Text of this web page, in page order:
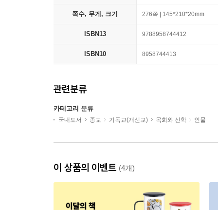
쪽수, 무게, 크기 276쪽 | 145*210*20mm
ISBN13 9788958744412
ISBN10 8958744413
관련분류
카테고리 분류
국내도서 종교 기독교(개신교) 목회와 신학 인물
이 상품의 이벤트 (4개)